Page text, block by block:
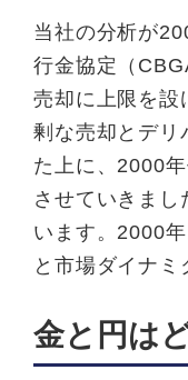
当社の分析が
行金協定（
売却に上限を設
剰な売却とデリ
た上に、2000
させていきま
います。2000
と市場ダイナミ
金と円は